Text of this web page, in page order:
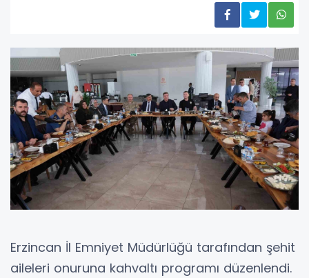
Erzincan İl Emniyet Müdürlüğü tarafından şehit
aileleri onuruna kahvaltı programı düzenlendi.